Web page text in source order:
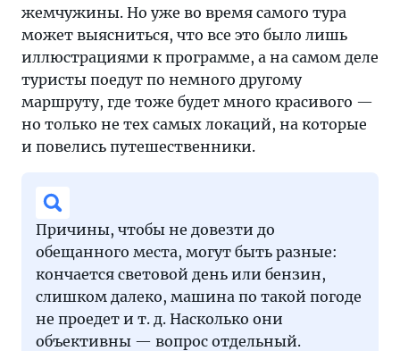
жемчужины. Но уже во время самого тура
может выясниться, что все это было лишь
иллюстрациями к программе, а на самом деле
туристы поедут по немного другому
маршруту, где тоже будет много красивого —
но только не тех самых локаций, на которые
и повелись путешественники.
Причины, чтобы не довезти до
обещанного места, могут быть разные:
кончается световой день или бензин,
слишком далеко, машина по такой погоде
не проедет и т. д. Насколько они
объективны — вопрос отдельный.